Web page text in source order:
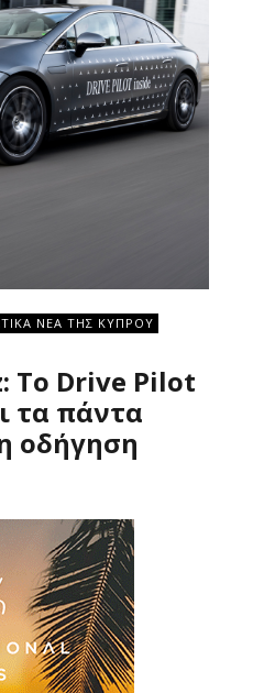
ΝΕΑ ΤΗΣ ΚΥΠΡΟΥ
Το Drive Pilot
τα πάντα
οδήγηση